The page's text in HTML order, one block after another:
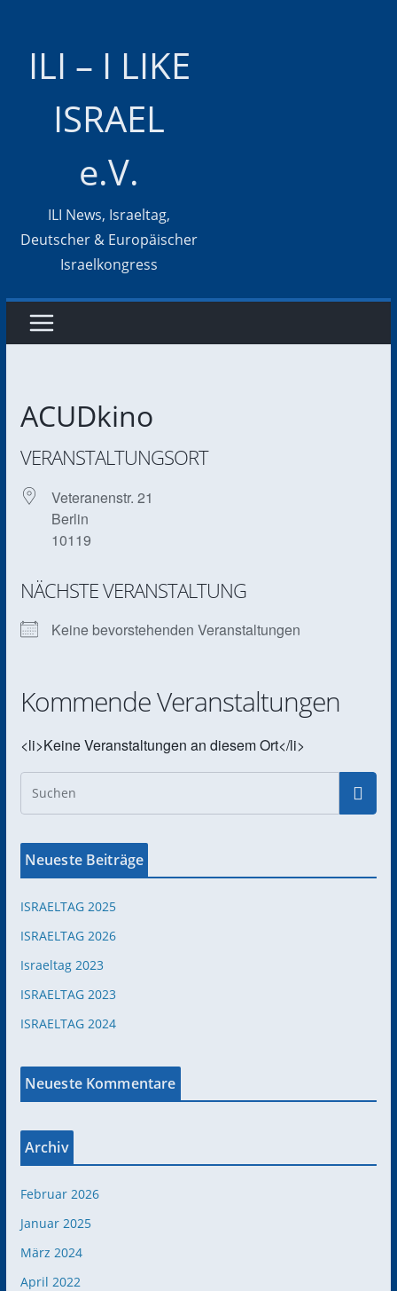
ILI – I LIKE
ISRAEL
e.V.
ILI News, Israeltag,
Deutscher & Europäischer
Israelkongress
ACUDkino
VERANSTALTUNGSORT
Veteranenstr. 21
Berlin
10119
NÄCHSTE VERANSTALTUNG
Keine bevorstehenden Veranstaltungen
Kommende Veranstaltungen
<li>Keine Veranstaltungen an diesem Ort</li>
Neueste Beiträge
ISRAELTAG 2025
ISRAELTAG 2026
Israeltag 2023
ISRAELTAG 2023
ISRAELTAG 2024
Neueste Kommentare
Archiv
Februar 2026
Januar 2025
März 2024
April 2022